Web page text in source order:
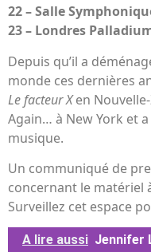
22 – Salle
23 – Londres
Depuis qu’il a
monde ces dernières
Le facteur Xen
Again… à New York et
musique.
Un communiqué de
concernant le matériel
Surveillez cet espace
A lire aussi Jennifer